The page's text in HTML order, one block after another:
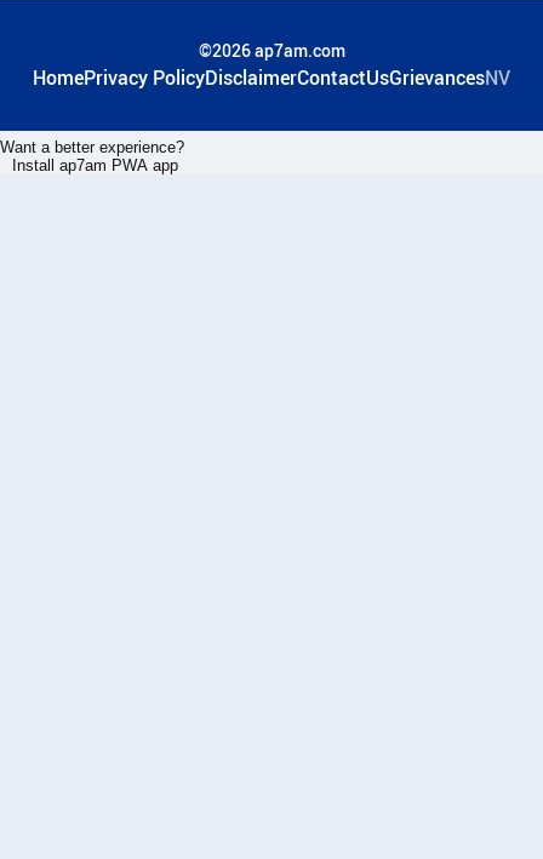
©2026 ap7am.com
HomePrivacy PolicyDisclaimerContactUsGrievancesNV
Want a better experience?
Install ap7am PWA app